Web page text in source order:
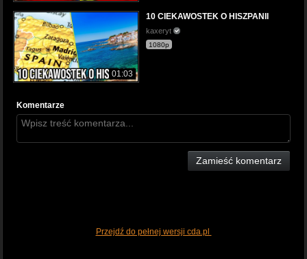
01:03
10 CIEKAWOSTEK O HISZPANII
kaxeryt
1080p
Komentarze
Zamieść komentarz
Przejdź do pełnej wersji cda.pl